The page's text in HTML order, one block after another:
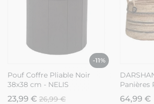
-11%
Pouf Coffre Pliable Noir
38x38 cm - NELIS
23,99 € 26,99 €
Panières
Poignées
64,99 €